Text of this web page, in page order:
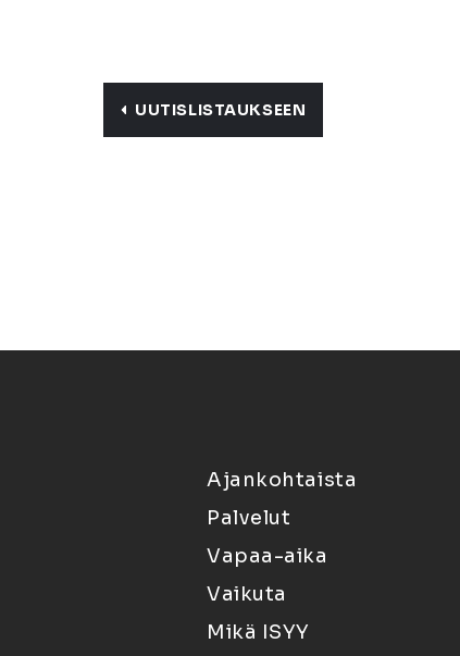
UUTISLISTAUKSEEN
Ajankohtaista
Palvelut
Vapaa-aika
Vaikuta
Mikä ISYY